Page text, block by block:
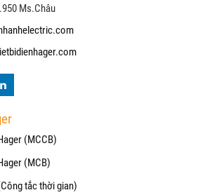
Ms.Châu
(MCCB)
(MCB)
tắc thời gian)